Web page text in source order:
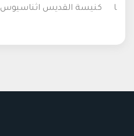
ا
كنيسة القديس اثناسيوس